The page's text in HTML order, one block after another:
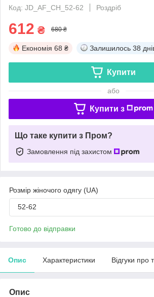
Код: JD_AF_CH_52-62
Роздріб
612 ₴ 680 ₴
Економія 68 ₴ Залишилось 38
Купити
або
Купити з
Що таке купити з Пром?
Замовлення під захистом
Розмір жіночого одягу (UA)
52-62
Готово до відправки
Опис Характеристики Відгуки про
Опис